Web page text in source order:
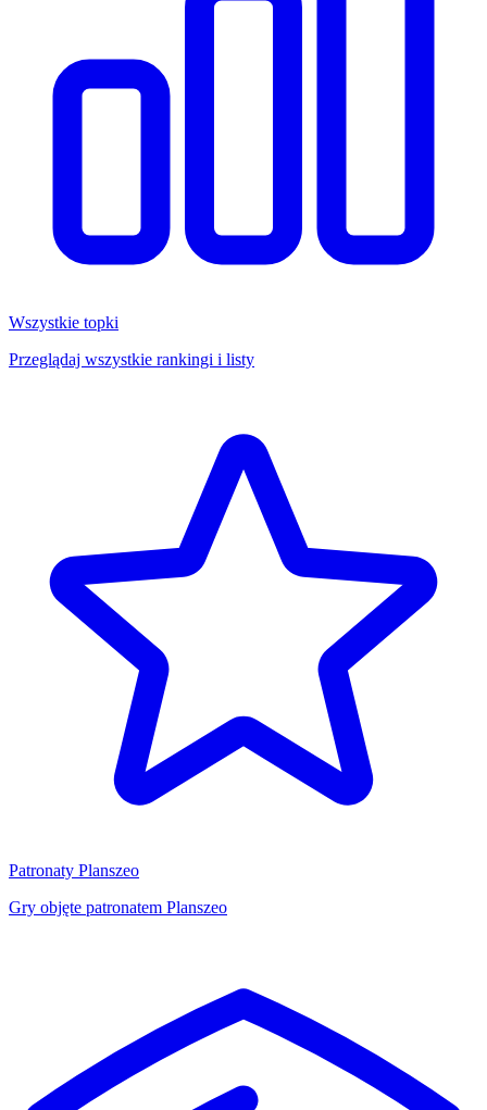
Wszystkie topki
Przeglądaj wszystkie rankingi i listy
Patronaty Planszeo
Gry objęte patronatem Planszeo